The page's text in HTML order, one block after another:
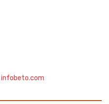
infobeto.com